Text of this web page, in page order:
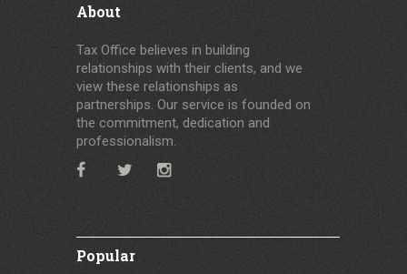
About
Tax Office believes in building
relationships with their clients, and we
view these relationships as
partnerships. Our service is founded on
the commitment, dedication and
professionalism.
Popular